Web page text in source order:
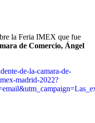
la Feria IMEX que fue
de Comercio, Ángel
de-la-camara-de-
madrid-2022?